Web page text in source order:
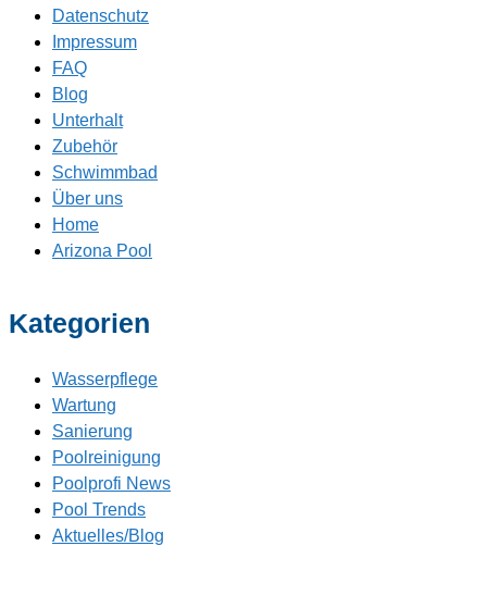
Datenschutz
Impressum
FAQ
Blog
Unterhalt
Zubehör
Schwimmbad
Über uns
Home
Arizona Pool
Kategorien
Wasserpflege
Wartung
Sanierung
Poolreinigung
Poolprofi News
Pool Trends
Aktuelles/Blog